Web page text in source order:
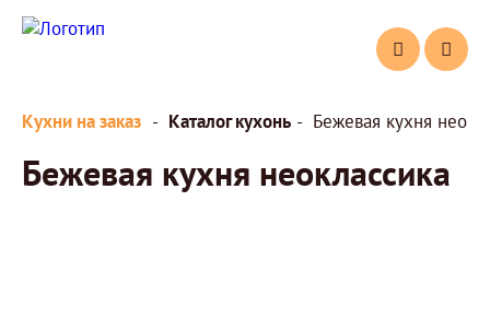
Кухни на заказ Каталог кухонь Бежевая кухня
Бежевая кухня неоклассика